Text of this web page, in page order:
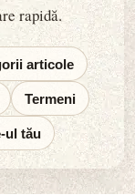
rapidă.
articole
Termeni
ul tău